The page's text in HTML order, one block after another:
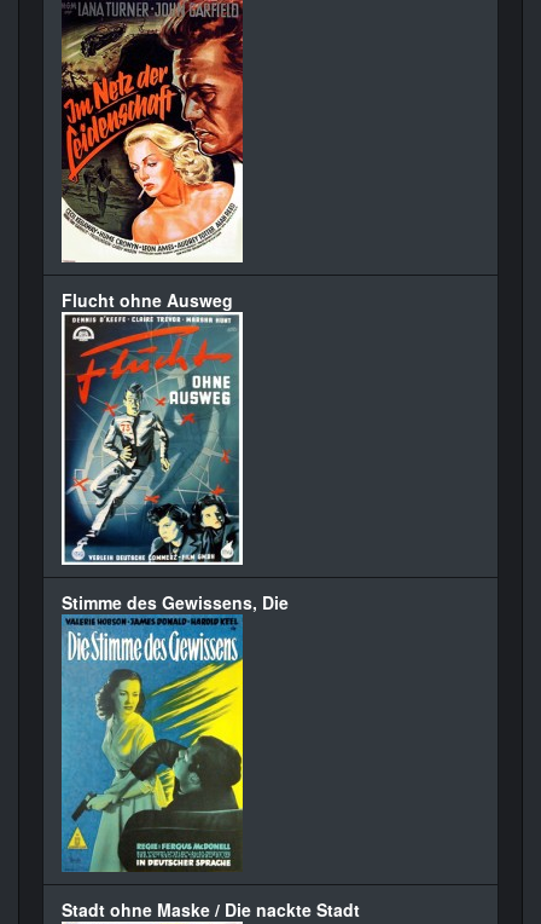
Flucht ohne Ausweg
Stimme des Gewissens, Die
Stadt ohne Maske / Die nackte Stadt